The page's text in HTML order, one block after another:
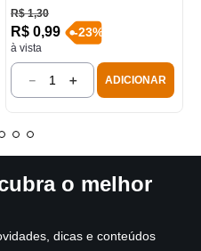
R$ 1,30
R$ 0,99
à vista
-23%
＋
－ ADICIONAR
o melhor
dicas e conteúdos